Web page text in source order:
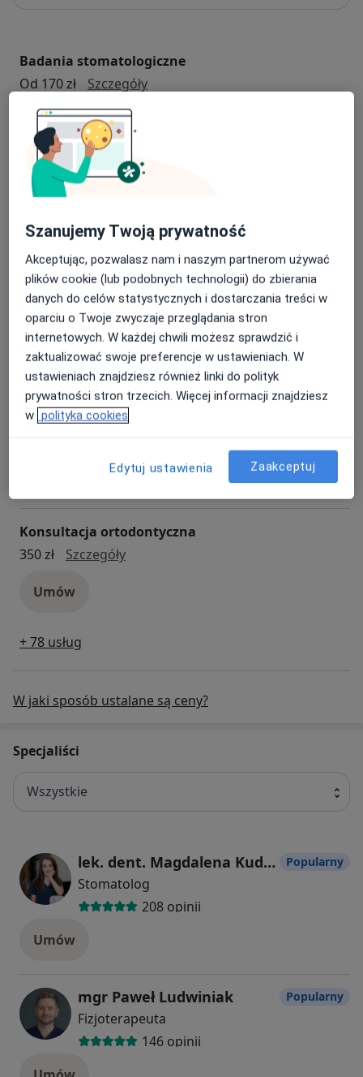
Badania stomatologiczne
Od 170 zł
Szczegółybadania stomatologiczne
Umów
Chirurgia stomatologiczna
Od 270 zł
Umów
Konsultacja chirurgiczna
270 zł
SzczegółyKonsultacja chirurgiczna
Umów
Konsultacja fizjoterapeutyczna
Konsultacja ortodontyczna
350 zł
Szczegółykonsultacja ortodontyczna
Umów
+ 78 usług
W jaki sposób ustalane są ceny?
Specjaliści
Wszystkie
lek. dent. Magdalena Kudlińska
Stomatolog
208 opinii
Popularny
Umów
mgr Paweł Ludwiniak
Fizjoterapeuta
146 opinii
Popularny
Szanujemy Twoją prywatność
Akceptując, pozwalasz nam i naszym partnerom używać
plików cookie (lub podobnych technologii) do zbierania
danych do celów statystycznych i dostarczania treści w
oparciu o Twoje zwyczaje przeglądania stron
internetowych. W każdej chwili możesz sprawdzić i
zaktualizować swoje preferencje w ustawieniach. W
ustawieniach znajdziesz również linki do polityk
prywatności stron trzecich. Więcej informacji znajdziesz
w polityka cookies
Edytuj ustawienia Zaakceptuj